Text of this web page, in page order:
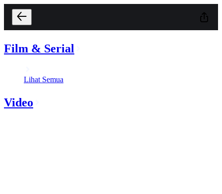
Film & Serial
Lihat Semua
Video